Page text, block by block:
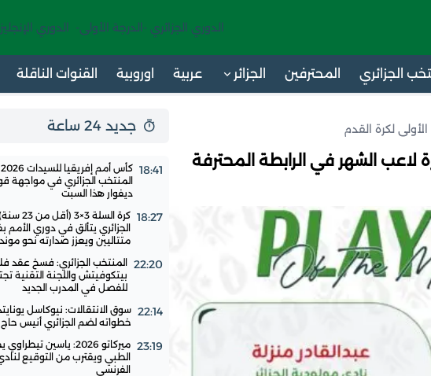
الدوري الجزائري -الدرجة الأولى- الدوري
الجزائري المحترفين الجزائر عربية اوروبية القنوات الناقلة
الأولى لكرة القدم
لاعب الشهر في الرابطة المحترفة
جديد 24 ساعة
18:41
المنتخب الجزائري في مواجهة
ديفوار هذا السبت
18:27
كرة السلة
الجزائري يتألق في دوري الأمم
متتاليين ويعزز صدارته نحو
22:20 المنتخب الجزائري: فسخ عقد
بيتكوفيتش واللجنة التقنية
للفصل في المدرب الجديد
22:14 سوق الانتقالات: نيوكاسل
خطواته لضم الجزائري أنيس
23:19
ميركاتو 2026: ياسين
الطبي ويقترب من التوقيع
الفرنسي